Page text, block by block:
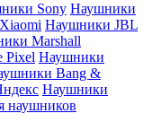
Sony Наушники
Наушники JBL
Marshall
Pixel Наушники
Bang &
Наушники
наушников